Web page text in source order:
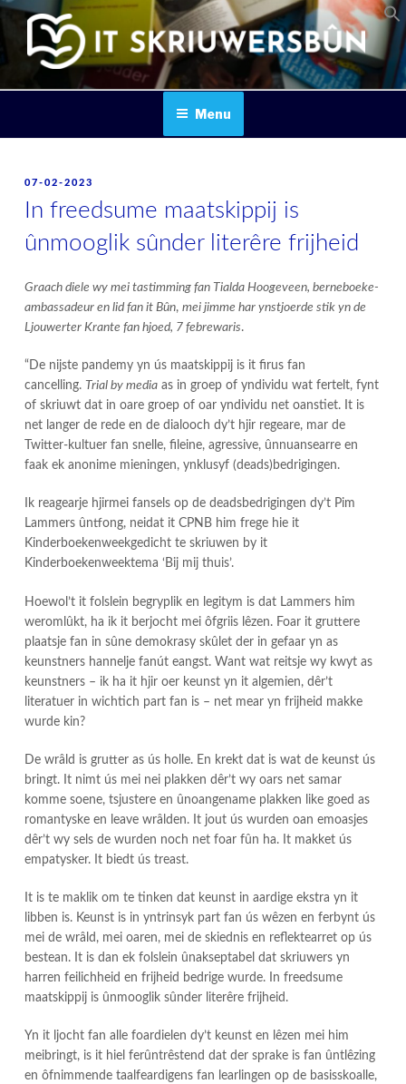
Skip
content
IT SKRIUWERSBOUN
Menu
POSTED
07-02-2023
In freedsume maatskippij is
ûnmooglik sûnder literêre frijheid
Graach diele wy mei tastimming fan Tialda Hoogeveen, berneboeke-
ambassadeur en lid fan it Bûn, mei jimme har ynstjoerde stik yn de
Ljouwerter Krante fan hjoed, 7 febrewaris.
“De nijste pandemy yn ús maatskippij is it firus fan
cancelling. Trial by media as in groep of yndividu wat fertelt, fynt
of skriuwt dat in oare groep of oar yndividu net oanstiet. It is
net langer de rede en de dialooch dy’t hjir regeare, mar de
Twitter-kultuer fan snelle, fileine, agressive, ûnnuansearre en
faak ek anonime mieningen, ynklusyf (deads)bedrigingen.
Ik reagearje hjirmei fansels op de deadsbedrigingen dy’t Pim
Lammers ûntfong, neidat it CPNB him frege hie it
Kinderboekenweekgedicht te skriuwen by it
Kinderboekenweektema ‘Bij mij thuis’.
Hoewol’t it folslein begryplik en legitym is dat Lammers him
weromlûkt, ha ik it berjocht mei ôfgriis lêzen. Foar it gruttere
plaatsje fan in sûne demokrasy skûlet der in gefaar yn as
keunstners hannelje fanút eangst. Want wat reitsje wy kwyt as
keunstners – ik ha it hjir oer keunst yn it algemien, dêr’t
literatuer in wichtich part fan is – net mear yn frijheid makke
wurde kin?
De wrâld is grutter as ús holle. En krekt dat is wat de keunst ús
bringt. It nimt ús mei nei plakken dêr’t wy oars net samar
komme soene, tsjustere en ûnoangename plakken like goed as
romantyske en leave wrâlden. It jout ús wurden oan emoasjes
dêr’t wy sels de wurden noch net foar fûn ha. It makket ús
empatysker. It biedt ús treast.
It is te maklik om te tinken dat keunst in aardige ekstra yn it
libben is. Keunst is in yntrinsyk part fan ús wêzen en ferbynt ús
mei de wrâld, mei oaren, mei de skiednis en reflektearret op ús
bestean. It is dan ek folslein ûnakseptabel dat skriuwers yn
harren feilichheid en frijheid bedrige wurde. In freedsume
maatskippij is ûnmooglik sûnder literêre frijheid.
Yn it ljocht fan alle foardielen dy’t keunst en lêzen mei him
meibringt, is it hiel ferûntrêstend dat der sprake is fan ûntlêzing
en ôfnimmende taalfeardigens fan learlingen op de basisskoalle,